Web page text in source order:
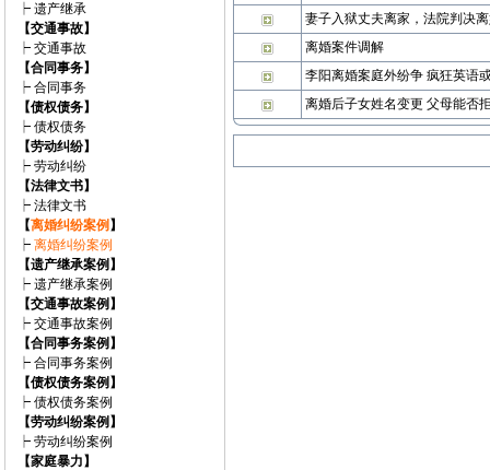
┝ 遗产继承
【交通事故】
┝ 交通事故
【合同事务】
┝ 合同事务
【债权债务】
┝ 债权债务
【劳动纠纷】
┝ 劳动纠纷
【法律文书】
┝ 法律文书
【离婚纠纷案例 】
┝ 离婚纠纷案例
【遗产继承案例】
┝ 遗产继承案例
【交通事故案例】
┝ 交通事故案例
【合同事务案例】
┝ 合同事务案例
【债权债务案例】
┝ 债权债务案例
【劳动纠纷案例】
┝ 劳动纠纷案例
【家庭暴力】
妻子入狱丈夫离家，法院判决
离婚案件调解
李阳离婚案庭外纷争 疯狂英语
离婚后子女姓名变更 父母能否